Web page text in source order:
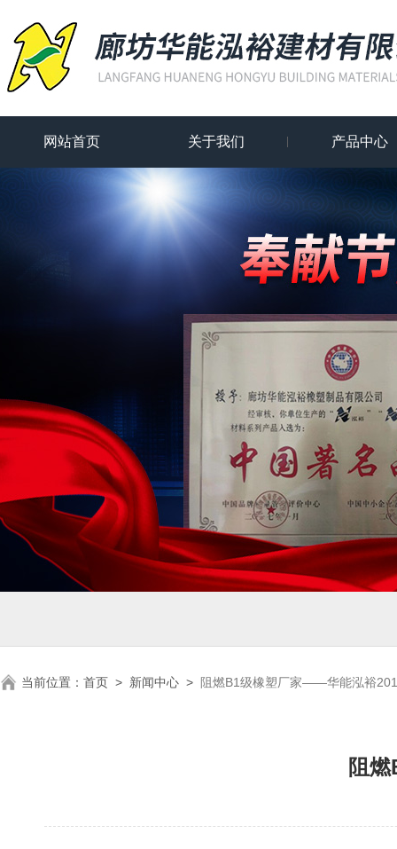
网站首页 关于我们 产品中心
当前位置： 首页 > 新闻中心 > 阻燃B1级橡塑厂家——华能泓裕
阻